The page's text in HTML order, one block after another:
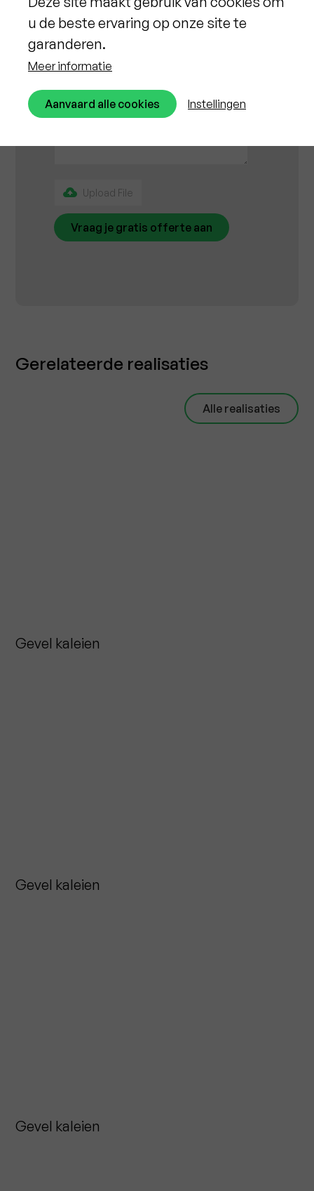
Upload File
Gerelateerde realisaties
Alle realisaties
Gevel kaleien
Gevel kaleien
Gevel kaleien
u de beste ervaring op onze site te
garanderen.
Meer informatie
Aanvaard alle cookies Instellingen